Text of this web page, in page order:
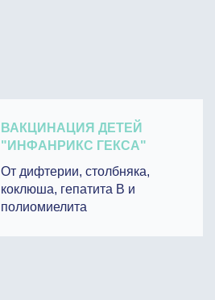
ВАКЦИНАЦИЯ ДЕТЕЙ
"ИНФАНРИКС ГЕКСА"
От дифтерии, столбняка,
коклюша, гепатита В и
полиомиелита